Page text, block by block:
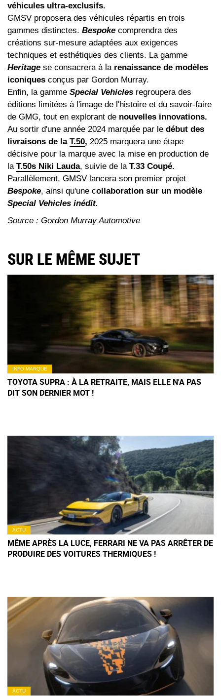
véhicules ultra-exclusifs.
GMSV proposera des véhicules répartis en trois
gammes distinctes. Bespoke comprendra des
créations sur-mesure adaptées aux exigences
techniques et esthétiques des clients. La gamme
Heritage se consacrera à la renaissance de modèles
iconiques conçus par Gordon Murray.
Enfin, la gamme Special Vehicles regroupera des
éditions limitées à l'image de l'histoire et du savoir-faire
de GMG, tout en explorant de nouvelles innovations.
Au sortir d'une année 2024 marquée par le début des
livraisons de la T.50, 2025 marquera une étape
décisive pour la marque avec la mise en production de
la T.50s Niki Lauda, suivie de la T.33 Coupé.
Parallèlement, GMSV lancera son premier projet
Bespoke, ainsi qu'une collaboration sur un modèle
Special Vehicles inédit.
Source : Gordon Murray Automotive
SUR LE MÊME SUJET
INFO MARQUE
TOYOTA SUPRA : À LA RETRAITE, MAIS ELLE N'A PAS
DIT SON DERNIER MOT !
ACTU
MÊME APRÈS LA LUCE, FERRARI NE VA PAS ARRÊTER DE
PRODUIRE DES VOITURES THERMIQUES !
ACTU